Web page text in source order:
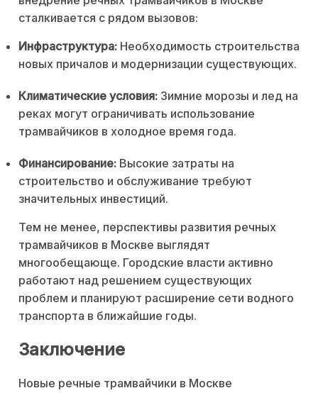
сталкивается с рядом вызовов:
Инфраструктура: Необходимость строительства
новых причалов и модернизации существующих.
Климатические условия: Зимние морозы и лед на
реках могут ограничивать использование
трамвайчиков в холодное время года.
Финансирование: Высокие затраты на
строительство и обслуживание требуют
значительных инвестиций.
Тем не менее, перспективы развития речных
трамвайчиков в Москве выглядят
многообещающе. Городские власти активно
работают над решением существующих
проблем и планируют расширение сети водного
транспорта в ближайшие годы.
Заключение
Новые речные трамвайчики в Москве